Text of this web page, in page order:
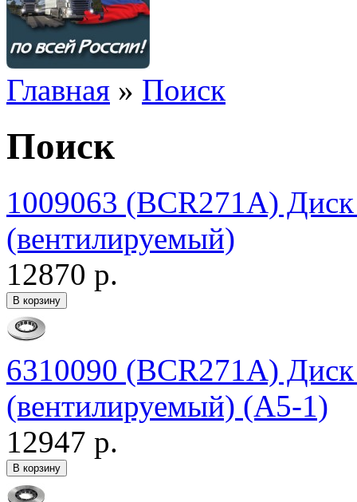
Главная » Поиск
Поиск
1009063 (BCR271A)
(вентилируемый)
12870 р.
6310090 (BCR271A)
(вентилируемый) (А5-1)
12947 р.